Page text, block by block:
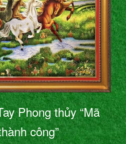
Phong thủy “Mã
công”